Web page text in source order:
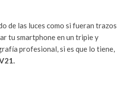
de las luces como si fueran trazos
tu smartphone en un tripie y
profesional, si es que lo tiene,